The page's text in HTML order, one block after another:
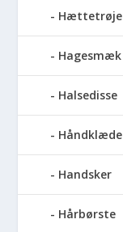
Hættetrøje
Hagesmæk
Halsedisse
Håndklæde
Handsker
Hårbørste